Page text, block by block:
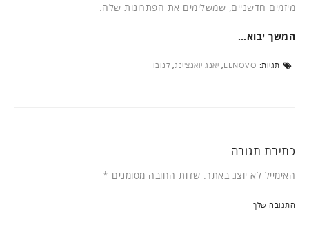
מיזמים חדשניים, שמשלימים את הפתרונות שלה.
המשך יבוא…
תגיות: LENOVO
, יאנג יואנצ'ינג, לנובו
כתיבת תגובה
האימייל לא יוצג באתר. שדות החובה מסומנים *
התגובה שלך